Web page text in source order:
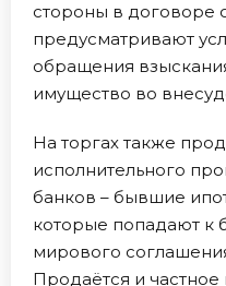
стороны в договоре
предусматривают
обращения
имущество во
На торгах также
исполнительного
банков – бывшие
которые попадают к
мирового
Продаётся и